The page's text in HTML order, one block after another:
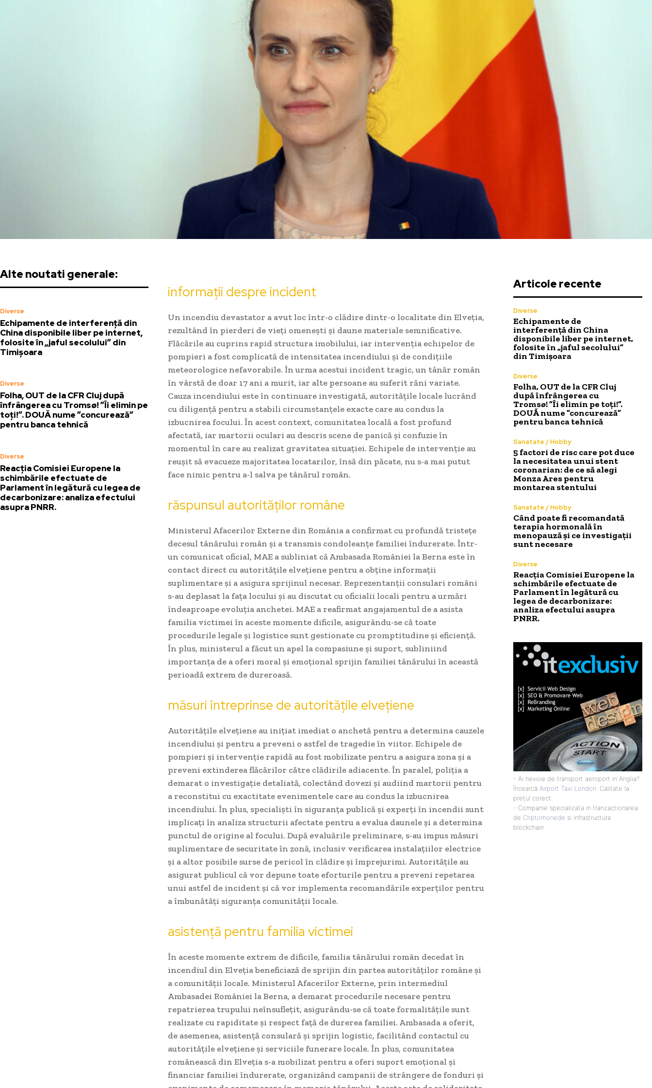
Alte noutati generale:
Diverse
Echipamente de interferență din
China disponibile liber pe internet,
folosite în „jaful secolului” din
Timișoara
Diverse
Folha, OUT de la CFR Cluj după
înfrângerea cu Tromsø! ”Îi elimin pe
toți!”. DOUĂ nume ”concurează”
pentru banca tehnică
Diverse
Reacția Comisiei Europene la
schimbările efectuate de
Parlament în legătură cu legea de
decarbonizare: analiza efectului
asupra PNRR.
informații despre incident
Un incendiu devastator a avut loc într-o clădire dintr-o localitate din Elveția,
rezultând în pierderi de vieți omenești și daune materiale semnificative.
Flăcările au cuprins rapid structura imobilului, iar intervenția echipelor de
pompieri a fost complicată de intensitatea incendiului și de condițiile
meteorologice nefavorabile. În urma acestui incident tragic, un tânăr român
în vârstă de doar 17 ani a murit, iar alte persoane au suferit răni variate.
Cauza incendiului este în continuare investigată, autoritățile locale lucrând
cu diligență pentru a stabili circumstanțele exacte care au condus la
izbucnirea focului. În acest context, comunitatea locală a fost profund
afectată, iar martorii oculari au descris scene de panică și confuzie în
momentul în care au realizat gravitatea situației. Echipele de intervenție au
reușit să evacueze majoritatea locatarilor, însă din păcate, nu s-a mai putut
face nimic pentru a-l salva pe tânărul român.
răspunsul autorităților române
Ministerul Afacerilor Externe din România a confirmat cu profundă tristețe
decesul tânărului român și a transmis condoleanțe familiei îndurerate. Într-
un comunicat oficial, MAE a subliniat că Ambasada României la Berna este în
contact direct cu autoritățile elvețiene pentru a obține informații
suplimentare și a asigura sprijinul necesar. Reprezentanții consulari români
s-au deplasat la fața locului și au discutat cu oficialii locali pentru a urmări
îndeaproape evoluția anchetei. MAE a reafirmat angajamentul de a asista
familia victimei în aceste momente dificile, asigurându-se că toate
procedurile legale și logistice sunt gestionate cu promptitudine și eficiență.
În plus, ministerul a făcut un apel la compasiune și suport, subliniind
importanța de a oferi moral și emoțional sprijin familiei tânărului în această
perioadă extrem de dureroasă.
măsuri întreprinse de autoritățile elvețiene
Autoritățile elvețiene au inițiat imediat o anchetă pentru a determina cauzele
incendiului și pentru a preveni o astfel de tragedie în viitor. Echipele de
pompieri și intervenție rapidă au fost mobilizate pentru a asigura zona și a
preveni extinderea flăcărilor către clădirile adiacente. În paralel, poliția a
demarat o investigație detaliată, colectând dovezi și audiind martorii pentru
a reconstitui cu exactitate evenimentele care au condus la izbucnirea
incendiului. În plus, specialiști în siguranța publică și experți în incendii sunt
implicați în analiza structurii afectate pentru a evalua daunele și a determina
punctul de origine al focului. După evaluările preliminare, s-au impus măsuri
suplimentare de securitate în zonă, inclusiv verificarea instalațiilor electrice
și a altor posibile surse de pericol în clădire și împrejurimi. Autoritățile au
asigurat publicul că vor depune toate eforturile pentru a preveni repetarea
unui astfel de incident și că vor implementa recomandările experților pentru
a îmbunătăți siguranța comunității locale.
asistență pentru familia victimei
În aceste momente extrem de dificile, familia tânărului român decedat în
incendiul din Elveția beneficiază de sprijin din partea autorităților române și
a comunității locale. Ministerul Afacerilor Externe, prin intermediul
Ambasadei României la Berna, a demarat procedurile necesare pentru
repatrierea trupului neînsuflețit, asigurându-se că toate formalitățile sunt
realizate cu rapiditate și respect față de durerea familiei. Ambasada a oferit,
de asemenea, asistență consulară și sprijin logistic, facilitând contactul cu
autoritățile elvețiene și serviciile funerare locale. În plus, comunitatea
românească din Elveția s-a mobilizat pentru a oferi suport emoțional și
financiar familiei îndurerate, organizând campanii de strângere de fonduri și
Articole recente
Diverse
Echipamente de
interferență din China
disponibile liber pe internet,
folosite în „jaful secolului”
din Timișoara
Diverse
Folha, OUT de la CFR Cluj
după înfrângerea cu
Tromsø! ”Îi elimin pe toți!”.
DOUĂ nume ”concurează”
pentru banca tehnică
Sanatate / Hobby
5 factori de risc care pot duce
la necesitatea unui stent
coronarian: de ce să alegi
Monza Ares pentru
montarea stentului
Sanatate / Hobby
Când poate fi recomandată
terapia hormonală în
menopauză și ce investigații
sunt necesare
Diverse
Reacția Comisiei Europene la
schimbările efectuate de
Parlament în legătură cu
legea de decarbonizare:
analiza efectului asupra
PNRR.
- Ai nevoie de transport aeroport in Anglia?
Încearcă Airport Taxi London . Calitate la
prețul corect.
- Companie specializata in tranzactionarea
de Criptomonede si infrastructura
blockchain.